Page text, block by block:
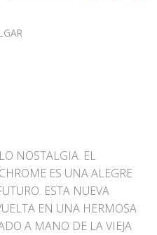
NOSTALGIA. EL
ES UNA ALEGRE
ESTA NUEVA
EN UNA HERMOSA
A MANO DE LA VIEJA